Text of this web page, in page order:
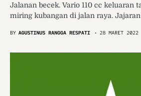
Jalanan becek. Vario 110 cc keluaran
miring kubangan di jalan raya.
BY AGUSTINUS RANGGA RESPATI 28 MARET 2022